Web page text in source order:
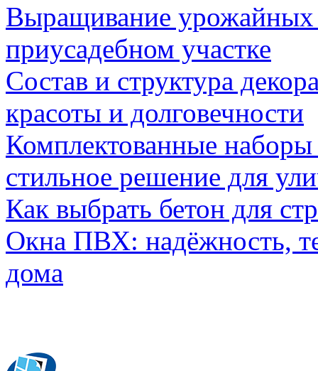
Выращивание урожайных
приусадебном участке
Состав и структура
красоты и долговечности
Комплектованные наборы
стильное решение для
Как выбрать бетон для
Окна ПВХ: надёжность,
дома